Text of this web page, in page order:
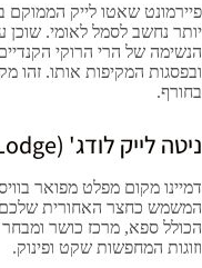
פיירמונט שאטו לייק
יותר נחשב לסמל לאומי.
הנשימה של הרי הרוקי
ובפסגות המקיפות אותו. זהו
בחורף.
ניטה לייק לודג' (Nita Lake Lodge)
דמיינו מקום מפלט מפואר
המשמש כחצר האחורית שלכם.
הכולל ספא, מרכז כושר
וזוגות המחפשות שקט ופינוק.